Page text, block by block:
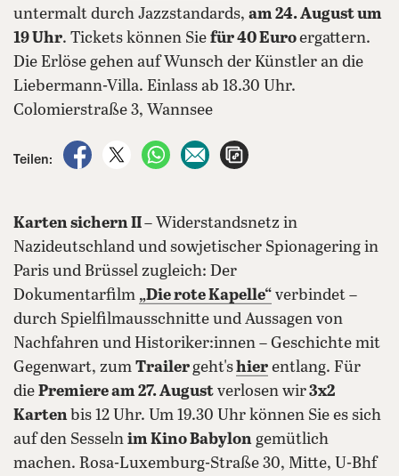
untermalt durch Jazzstandards, am 24. August um
19 Uhr. Tickets können Sie für 40 Euroergattern.
Die Erlöse gehen auf Wunsch der Künstler an die
Liebermann-Villa. Einlass ab 18.30 Uhr.
Colomierstraße 3, Wannsee
Teilen:
auf Facebook teilen
auf X teilenper WhatsApp teilen
per E-Mail teilen
Karten sichern II – Widerstandsnetz in
Nazideutschland und sowjetischer Spionagering in
Paris und Brüssel zugleich: Der
Dokumentarfilm „Die rote Kapelle“ verbindet –
durch Spielfilmausschnitte und Aussagen von
Nachfahren und Historiker:innen – Geschichte mit
Gegenwart, zum Trailergeht'shier entlang. Für
die Premiere am 27. August verlosen wir3x2
Karten bis 12 Uhr. Um 19.30 Uhr können Sie es sich
auf den Sesseln im Kino Babylon gemütlich
machen. Rosa-Luxemburg-Straße 30, Mitte, U-Bhf